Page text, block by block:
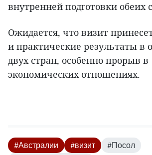
внутренней подготовки обеих
Ожидается, что визит
и практические результаты в
двух стран, особенно прорыв в
экономических отношениях.
#Австралии #визит
#Посол